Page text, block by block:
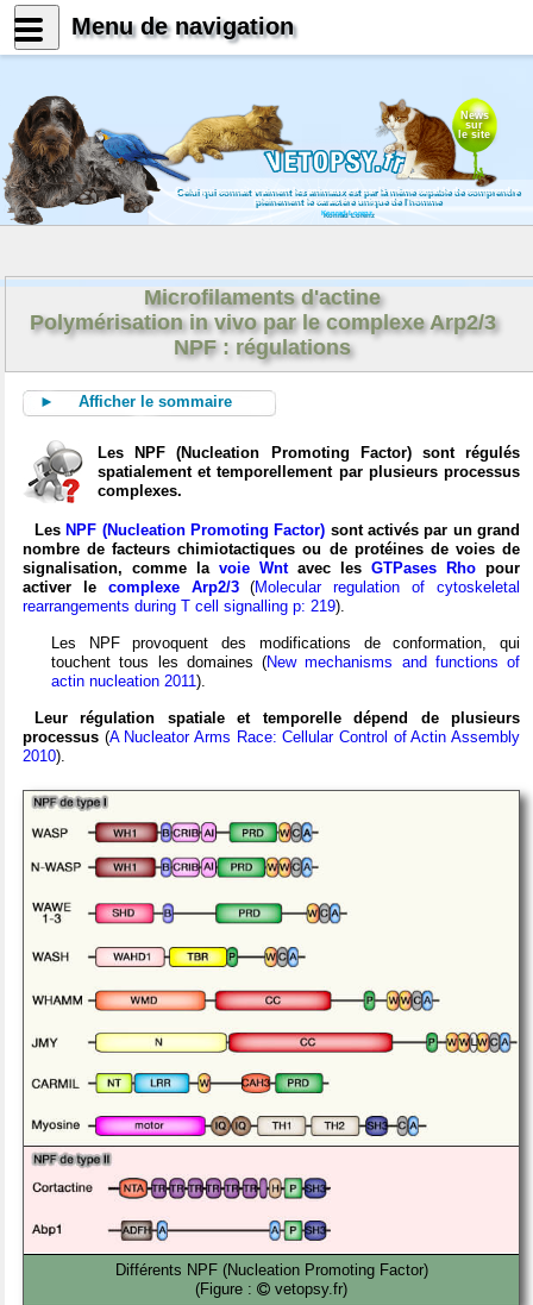
News
sur
le site
Celui qui connait vraiment les animaux est par là même capable de comprendre
pleinement le caractère unique de l'homme
Konrad Lorenz
Microfilaments d'actine
Polymérisation in vivo par le complexe Arp2/3
NPF : régulations
► Afficher le sommaire
Les NPF (Nucleation Promoting Factor) sont régulés
spatialement et temporellement par plusieurs processus
complexes.
Les NPF (Nucleation Promoting Factor) sont activés par un grand
nombre de facteurs chimiotactiques ou de protéines de voies de
signalisation, comme la voie Wntavec les GTPases Rho pour
activer le complexe Arp2/3(Molecular regulation of cytoskeletal
rearrangements during T cell signalling p: 219).
Les NPF provoquent des modifications de conformation, qui
touchent tous les domaines (New mechanisms and functions of
actin nucleation 2011).
Leur régulation spatiale et temporelle dépend de plusieurs
processus (A Nucleator Arms Race: Cellular Control of Actin Assembly
2010).
Différents NPF (Nucleation Promoting Factor)
(Figure :
vetopsy.fr)
Menu de navigation